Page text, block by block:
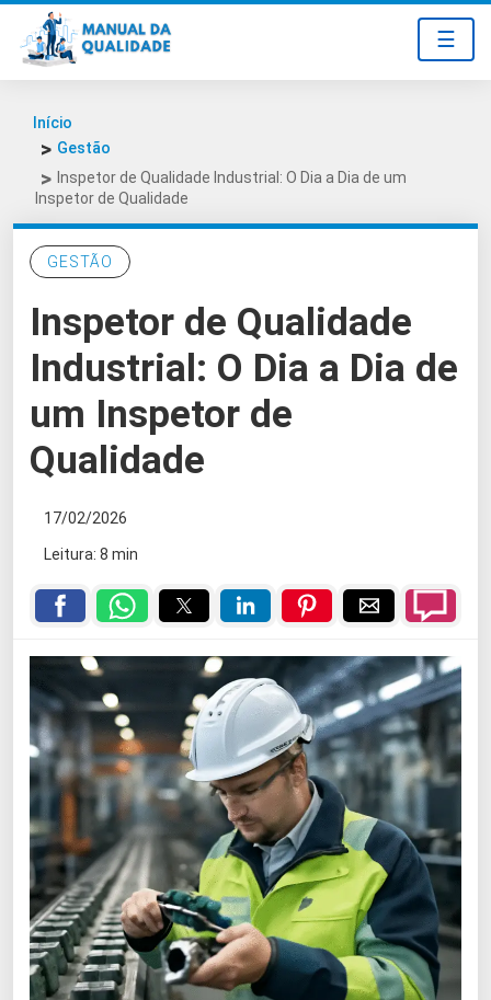
☰
Início
Gestão
Inspetor de Qualidade Industrial: O Dia a Dia de um
Inspetor de Qualidade
GESTÃO
Inspetor de Qualidade
Industrial: O Dia a Dia de
um Inspetor de
Qualidade
17/02/2026
Leitura: 8 min